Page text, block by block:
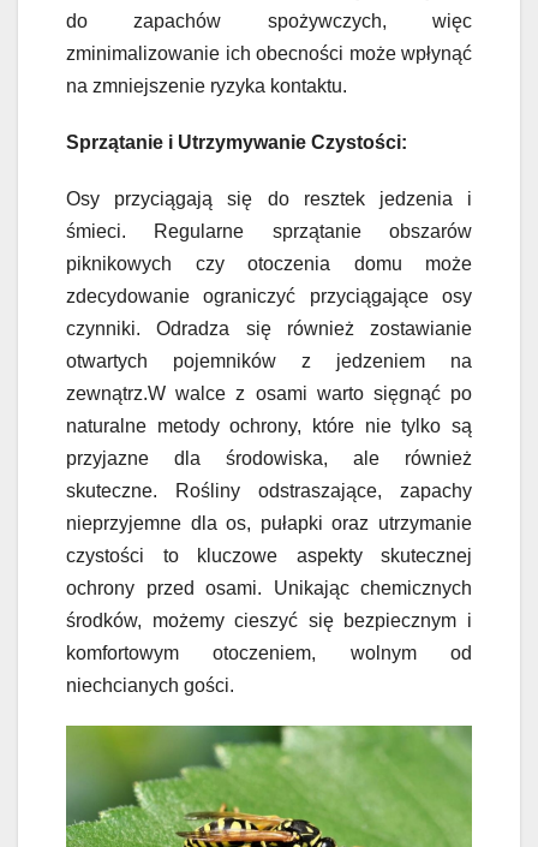
do zapachów spożywczych, więc
zminimalizowanie ich obecności może wpłynąć
na zmniejszenie ryzyka kontaktu.
Sprzątanie i Utrzymywanie Czystości:
Osy przyciągają się do resztek jedzenia i
śmieci. Regularne sprzątanie obszarów
piknikowych czy otoczenia domu może
zdecydowanie ograniczyć przyciągające osy
czynniki. Odradza się również zostawianie
otwartych pojemników z jedzeniem na
zewnątrz.W walce z osami warto sięgnąć po
naturalne metody ochrony, które nie tylko są
przyjazne dla środowiska, ale również
skuteczne. Rośliny odstraszające, zapachy
nieprzyjemne dla os, pułapki oraz utrzymanie
czystości to kluczowe aspekty skutecznej
ochrony przed osami. Unikając chemicznych
środków, możemy cieszyć się bezpiecznym i
komfortowym otoczeniem, wolnym od
niechcianych gości.